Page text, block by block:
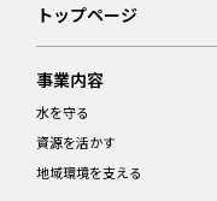
トップページ
事業内容
水を守る
資源を活かす
地域環境を支える